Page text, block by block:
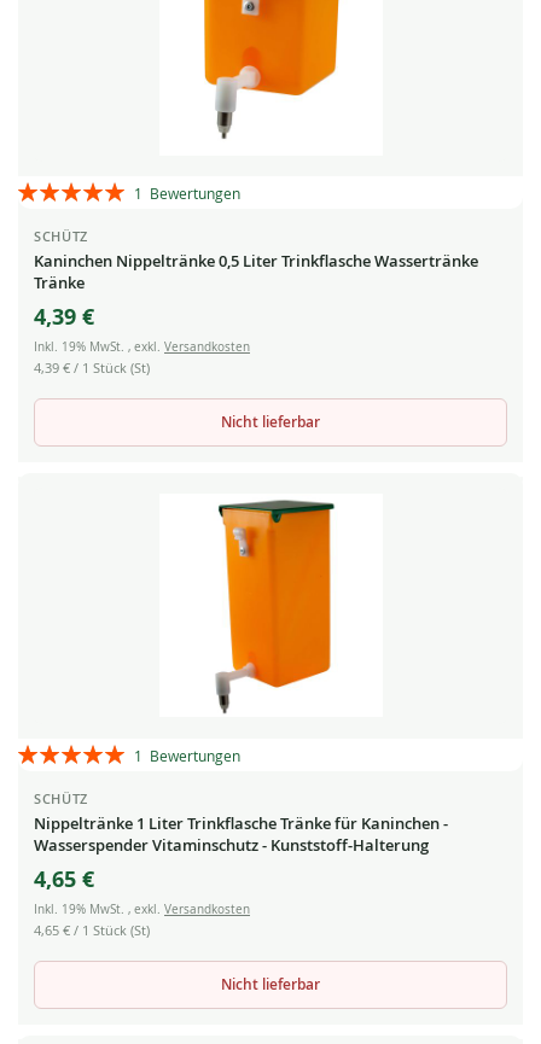
Bewertung:
1 Bewertungen
SCHÜTZ
Kaninchen Nippeltränke 0,5 Liter Trinkflasche Wassertränke
Tränke
4,39 €
Inkl. 19% MwSt. , exkl. Versandkosten
4,39 € / 1 Stück (St)
Nicht lieferbar
Bewertung:
1 Bewertungen
SCHÜTZ
Nippeltränke 1 Liter Trinkflasche Tränke für Kaninchen -
Wasserspender Vitaminschutz - Kunststoff-Halterung
4,65 €
Inkl. 19% MwSt. , exkl. Versandkosten
4,65 € / 1 Stück (St)
Nicht lieferbar